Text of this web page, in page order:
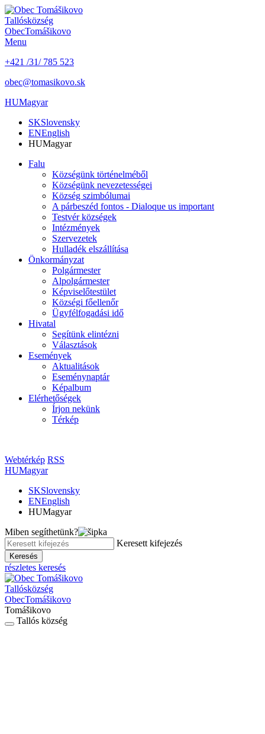
Tallósközség
ObecTomášikovo
Menu
+421 /31/ 785 523
obec@tomasikovo.sk
HUMagyar
SKSlovensky
ENEnglish
HUMagyar
Falu
Községünk történelméből
Községünk nevezetességei
Község szimbólumai
A párbeszéd fontos - Dialoque us important
Testvér községek
Intézmények
Szervezetek
Hulladék elszállítása
Önkormányzat
Polgármester
Alpolgármester
Képviselőtestület
Községi főellenőr
Ügyfélfogadási idő
Hivatal
Segítünk elintézni
Választások
Események
Aktualitások
Eseménynaptár
Képalbum
Elérhetőségek
Írjon nekünk
Térkép
Webtérkép RSS
HUMagyar
SKSlovensky
ENEnglish
HUMagyar
Miben segíthetünk?
Keresett kifejezés
Keresés
részletes keresés
Tallósközség
ObecTomášikovo
Tomášikovo
Tallós község